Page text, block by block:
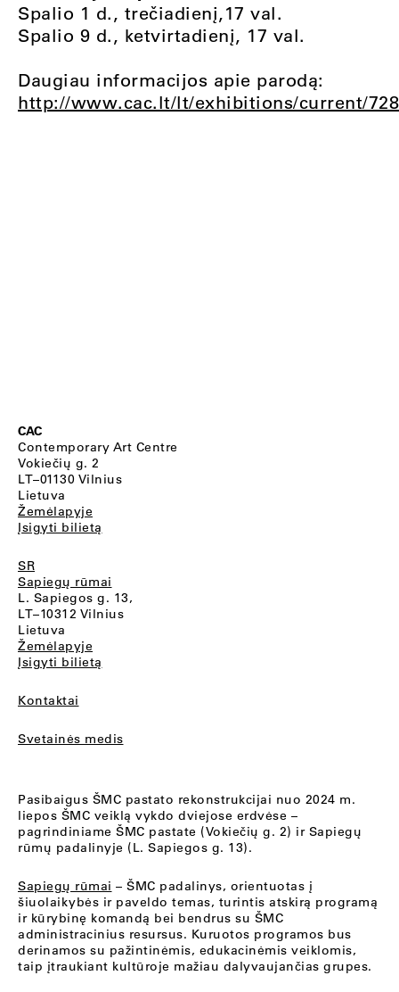
Spalio 1 d., trečiadienį,17 val.
Spalio 9 d., ketvirtadienį, 17 val.
Daugiau informacijos apie parodą:
http://www.cac.lt/lt/exhibitions/current/
CAC
Contemporary Art Centre
Vokiečių g. 2
LT–01130 Vilnius
Lietuva
Žemėlapyje
Įsigyti bilietą
SR
Sapiegų rūmai
L. Sapiegos g. 13,
LT–10312 Vilnius
Lietuva
Žemėlapyje
Įsigyti bilietą
Kontaktai
Svetainės medis
Pasibaigus ŠMC pastato rekonstrukcijai nuo 2024 m.
liepos ŠMC veiklą vykdo dviejose erdvėse –
pagrindiniame ŠMC pastate (Vokiečių g. 2) ir Sapiegų
rūmų padalinyje (L. Sapiegos g. 13).
Sapiegų rūmai – ŠMC padalinys, orientuotas į
šiuolaikybės ir paveldo temas, turintis atskirą programą
ir kūrybinę komandą bei bendrus su ŠMC
administracinius resursus. Kuruotos programos bus
derinamos su pažintinėmis, edukacinėmis veiklomis,
taip įtraukiant kultūroje mažiau dalyvaujančias grupes.